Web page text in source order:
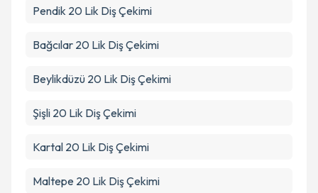
Pendik 20 Lik Diş Çekimi
Bağcılar 20 Lik Diş Çekimi
Beylikdüzü 20 Lik Diş Çekimi
Şişli 20 Lik Diş Çekimi
Kartal 20 Lik Diş Çekimi
Maltepe 20 Lik Diş Çekimi